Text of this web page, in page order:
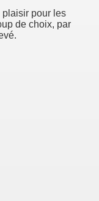
plaisir pour les
de choix, par